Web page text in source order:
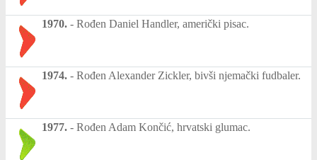
1970. - Rođen Daniel Handler, američki pisac.
1974. - Rođen Alexander Zickler, bivši njemački fudbaler.
1977. - Rođen Adam Končić, hrvatski glumac.